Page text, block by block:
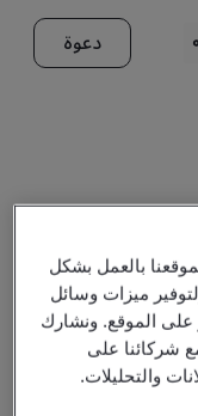
دعوة
AND
Business scope:
بالعمل بشكل
ميزات وسائل
على الموقع. ونشارك
شركائنا على
والتحليلات.